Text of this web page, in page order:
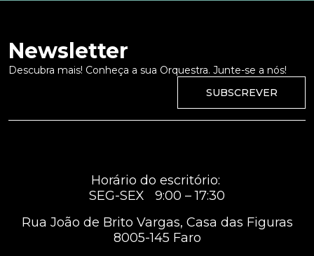
Newsletter
Descubra mais! Conheça a sua Orquestra. Junte-se a nós!
SUBSCREVER
Horário do escritório:
SEG-SEX 9:00 – 17:30
Rua João de Brito Vargas, Casa das Figuras
8005-145 Faro